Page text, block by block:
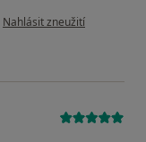
podle názoru uživatele Julie
Nahlásit zneužití